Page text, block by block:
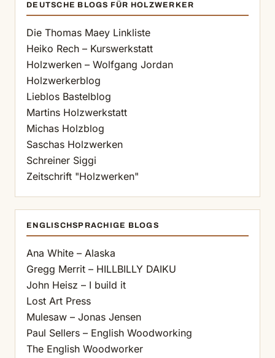
DEUTSCHE BLOGS FÜR HOLZWERKER
Die Thomas Maey Linkliste
Heiko Rech – Kurswerkstatt
Holzwerken – Wolfgang Jordan
Holzwerkerblog
Lieblos Bastelblog
Martins Holzwerkstatt
Michas Holzblog
Saschas Holzwerken
Schreiner Siggi
Zeitschrift "Holzwerken"
ENGLISCHSPRACHIGE BLOGS
Ana White – Alaska
Gregg Merrit – HILLBILLY DAIKU
John Heisz – I build it
Lost Art Press
Mulesaw – Jonas Jensen
Paul Sellers – English Woodworking
The English Woodworker